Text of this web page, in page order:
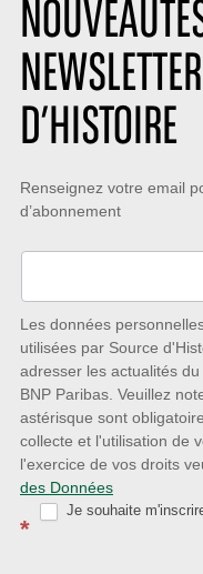
D’HISTOIRE
Restez
à
l’écoute
nouveautés
avec
la
Newsletter
Source
d’Histoire
Renseignez votre email
d’abonnement
Les données
utilisées par Source
adresser les actualités
BNP Paribas. Veuillez
astérisque sont
collecte et l'utilisation de
l'exercice de vos droits
des Données
*
Je souhaite